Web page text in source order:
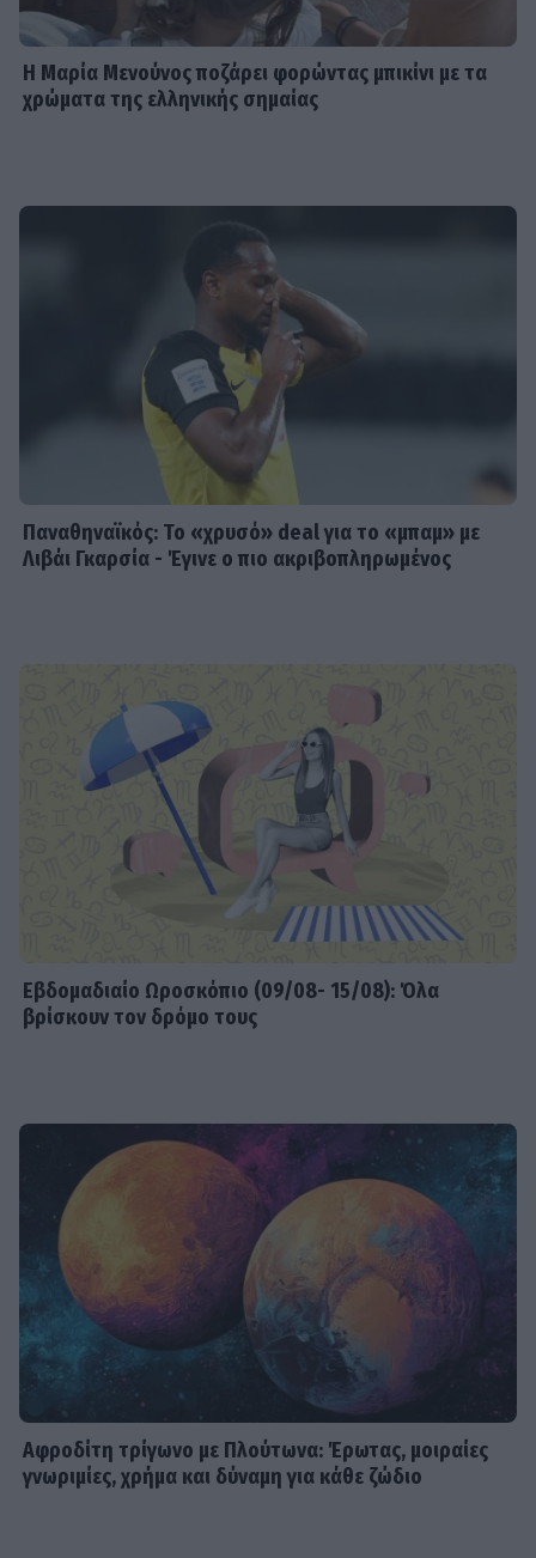
Η Μαρία Μενούνος ποζάρει φορώντας μπικίνι με τα
χρώματα της ελληνικής σημαίας
Παναθηναϊκός: Το «χρυσό» deal για το «μπαμ» με
Λιβάι Γκαρσία - Έγινε ο πιο ακριβοπληρωμένος
Εβδομαδιαίo Ωροσκόπιο (09/08- 15/08): Όλα
βρίσκουν τον δρόμο τους
Αφροδίτη τρίγωνο με Πλούτωνα: Έρωτας, μοιραίες
γνωριμίες, χρήμα και δύναμη για κάθε ζώδιο